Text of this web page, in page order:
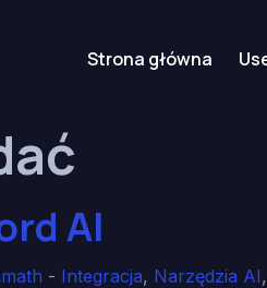
Strona główna
AI
- Integracja, Narzędzia AI,